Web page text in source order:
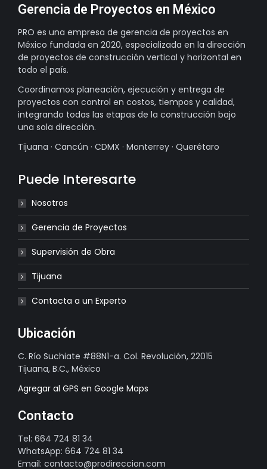
Gerencia de Proyectos en México
PRO es una empresa de gerencia de proyectos en
México fundada en 2020, especializada en la dirección
de proyectos de construcción vertical y horizontal en
todo el país.
Coordinamos planeación, ejecución y entrega de
proyectos con control en costos, tiempos y calidad,
integrando todas las etapas de la construcción bajo
una sola dirección.
Tijuana · Cancún · CDMX · Monterrey · Querétaro
Puede Interesarte
Nosotros
Gerencia de Proyectos
Supervisión de Obra
Tijuana
Contacta a un Experto
Ubicación
C. Río Suchiate #88N1-a. Col. Revolución, 22015
Tijuana, B.C., México
Agregar al GPS en Google Maps
Contacto
Tel: 664 724 81 34
WhatsApp: 664 724 81 34
Email: contacto@prodireccion.com